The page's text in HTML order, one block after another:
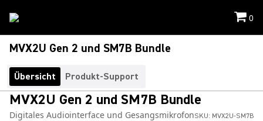
0
MVX2U Gen 2 und SM7B Bundle
Übersicht Produkt-Support
MVX2U Gen 2 und SM7B Bundle
Digitales Audiointerface und GesangsmikrofonSKU: MVX2U-SM7B